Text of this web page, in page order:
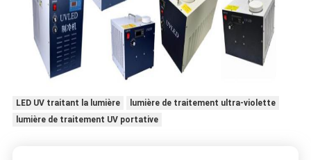
LED UV traitant la lumière
lumière de traitement ultra-violette
lumière de traitement UV portative